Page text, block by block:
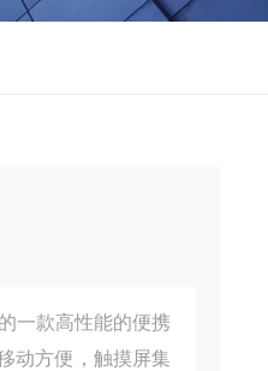
一款高性能的便携
动方便，触摸屏集